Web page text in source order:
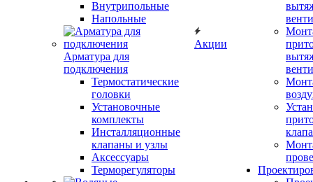
Внутрипольные
Напольные
Арматура для
подключения
Термостатические
головки
Установочные
комплекты
Инсталляционные
клапаны и узлы
Аксессуары
Терморегуляторы
Акции